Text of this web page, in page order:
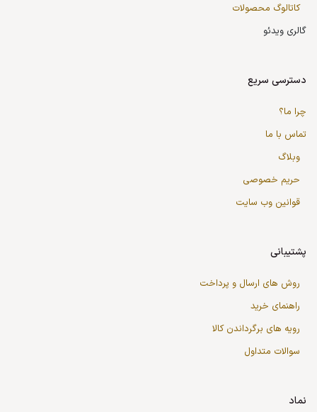
کاتالوگ محصولات
گالری ویدئو
دسترسی سریع
چرا ما؟
تماس با ما
وبلاگ
حریم خصوصی
قوانین وب سایت
پشتیبانی
روش های ارسال و پرداخت
راهنمای خرید
رویه های برگرداندن کالا
سوالات متداول
نماد